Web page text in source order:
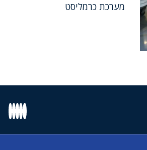
מערכת כרמליסט